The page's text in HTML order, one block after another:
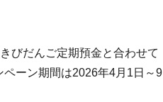
びだんご定期預金と合わせて
ーン期間は2026年4月1日～9